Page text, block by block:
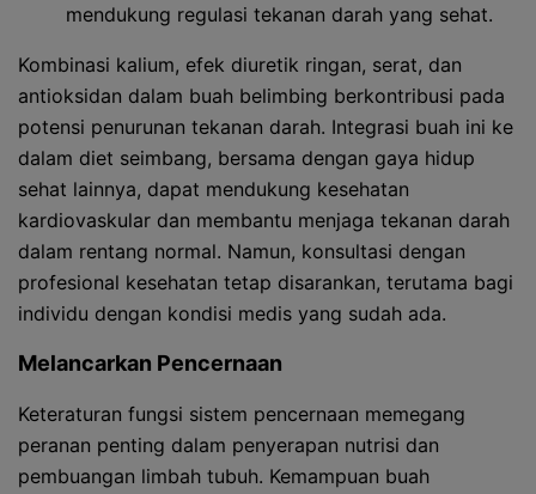
mendukung regulasi tekanan darah yang sehat.
Kombinasi kalium, efek diuretik ringan, serat, dan
antioksidan dalam buah belimbing berkontribusi pada
potensi penurunan tekanan darah. Integrasi buah ini ke
dalam diet seimbang, bersama dengan gaya hidup
sehat lainnya, dapat mendukung kesehatan
kardiovaskular dan membantu menjaga tekanan darah
dalam rentang normal. Namun, konsultasi dengan
profesional kesehatan tetap disarankan, terutama bagi
individu dengan kondisi medis yang sudah ada.
Melancarkan Pencernaan
Keteraturan fungsi sistem pencernaan memegang
peranan penting dalam penyerapan nutrisi dan
pembuangan limbah tubuh. Kemampuan buah